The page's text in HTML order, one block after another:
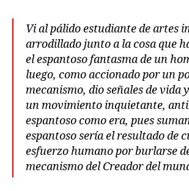
Vi al pálido estudiante de artes
arrodillado junto a la cosa que
el espantoso fantasma de un
luego, como accionado por un
mecanismo, dio señales de vida
un movimiento inquietante,
espantoso como era, pues
espantoso sería el resultado de
esfuerzo humano por burlarse
mecanismo del Creador del